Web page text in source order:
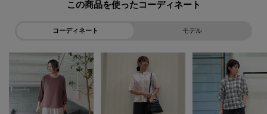
この商品を使った
コーディネート モデル